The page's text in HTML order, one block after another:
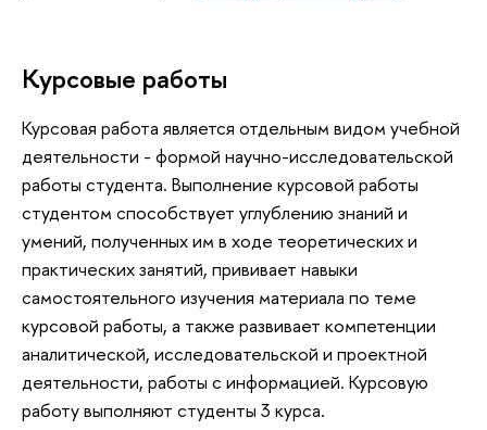
Курсовые работы
Курсовая работа является отдельным видом учебной
деятельности - формой научно-исследовательской
работы студента. Выполнение курсовой работы
студентом способствует углублению знаний и
умений, полученных им в ходе теоретических и
практических занятий, прививает навыки
самостоятельного изучения материала по теме
курсовой работы, а также развивает компетенции
аналитической, исследовательской и проектной
деятельности, работы с информацией. Курсовую
работу выполняют студенты 3 курса.